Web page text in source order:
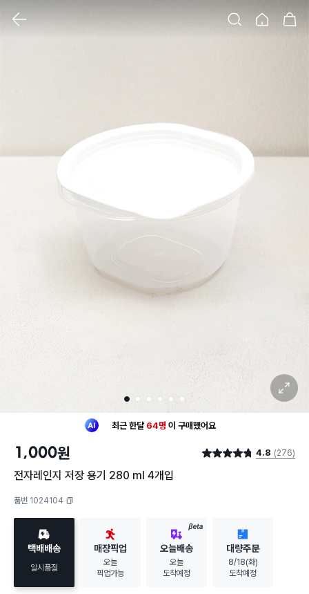
1 2 3 4 5 6
확대 보기
최근 한달 64명 이 구매했어요
구매했어요
1,000원 별점 4.8점 4.8 (276)
전자레인지 저장 용기 280 ml 4개입
품번 1024104
택배배송
일시품절
매장픽업
오늘
픽업가능
BETA
오늘배송
오늘
도착예정
대량주문
8/18(화)
도착예정